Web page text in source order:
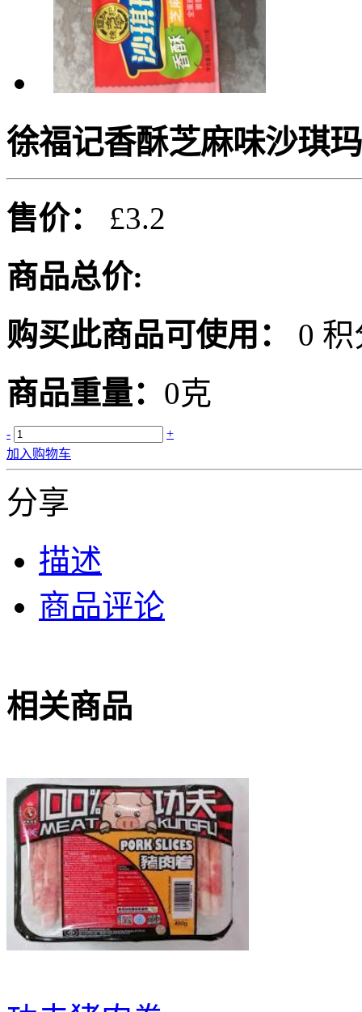
徐福记香酥芝麻味沙琪
售价：
£3.2
商品总价:
购买此商品可使用： 0 积
商品重量： 0克
-
+
加入购物车
分享
描述
商品评论
相关商品